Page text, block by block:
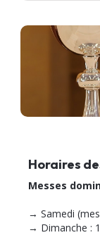
Horaires
Messes
→ Samedi
→ Dimanche :